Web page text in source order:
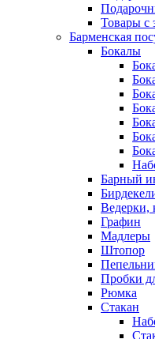
Товары с
Барменская
Бокалы
Барный
Ведерки,
Графин
Мадлеры
Штопор
Пробки
Рюмка
Стакан